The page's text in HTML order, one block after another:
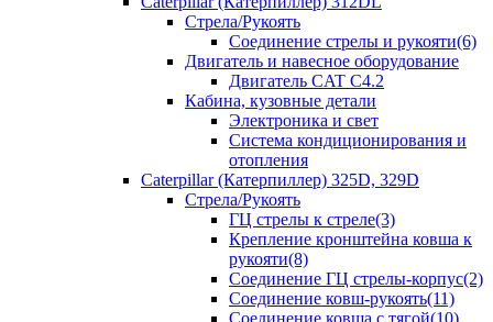
Стрела/Рукоять
Соединение стрелы и рукояти(6)
Двигатель и навесное оборудование
Двигатель CAT С4.2
Кабина, кузовные детали
Электроника и свет
Система кондиционирования и
отопления
Caterpillar (Катерпиллер) 325D, 329D
Стрела/Рукоять
ГЦ стрелы к стреле(3)
Крепление кронштейна ковша к
рукояти(8)
Соединение ГЦ стрелы-корпус(2)
Соединение ковш-рукоять(11)
Соединение ковша с тягой(10)